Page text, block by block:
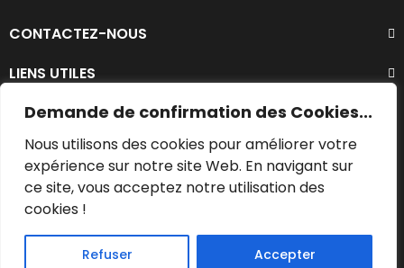
Demande de confirmation des Cookies...
Nous utilisons des cookies pour améliorer votre
expérience sur notre site Web. En navigant sur
ce site, vous acceptez notre utilisation des
cookies !
Refuser Accepter
CONTACTEZ-NOUS
LIENS UTILES